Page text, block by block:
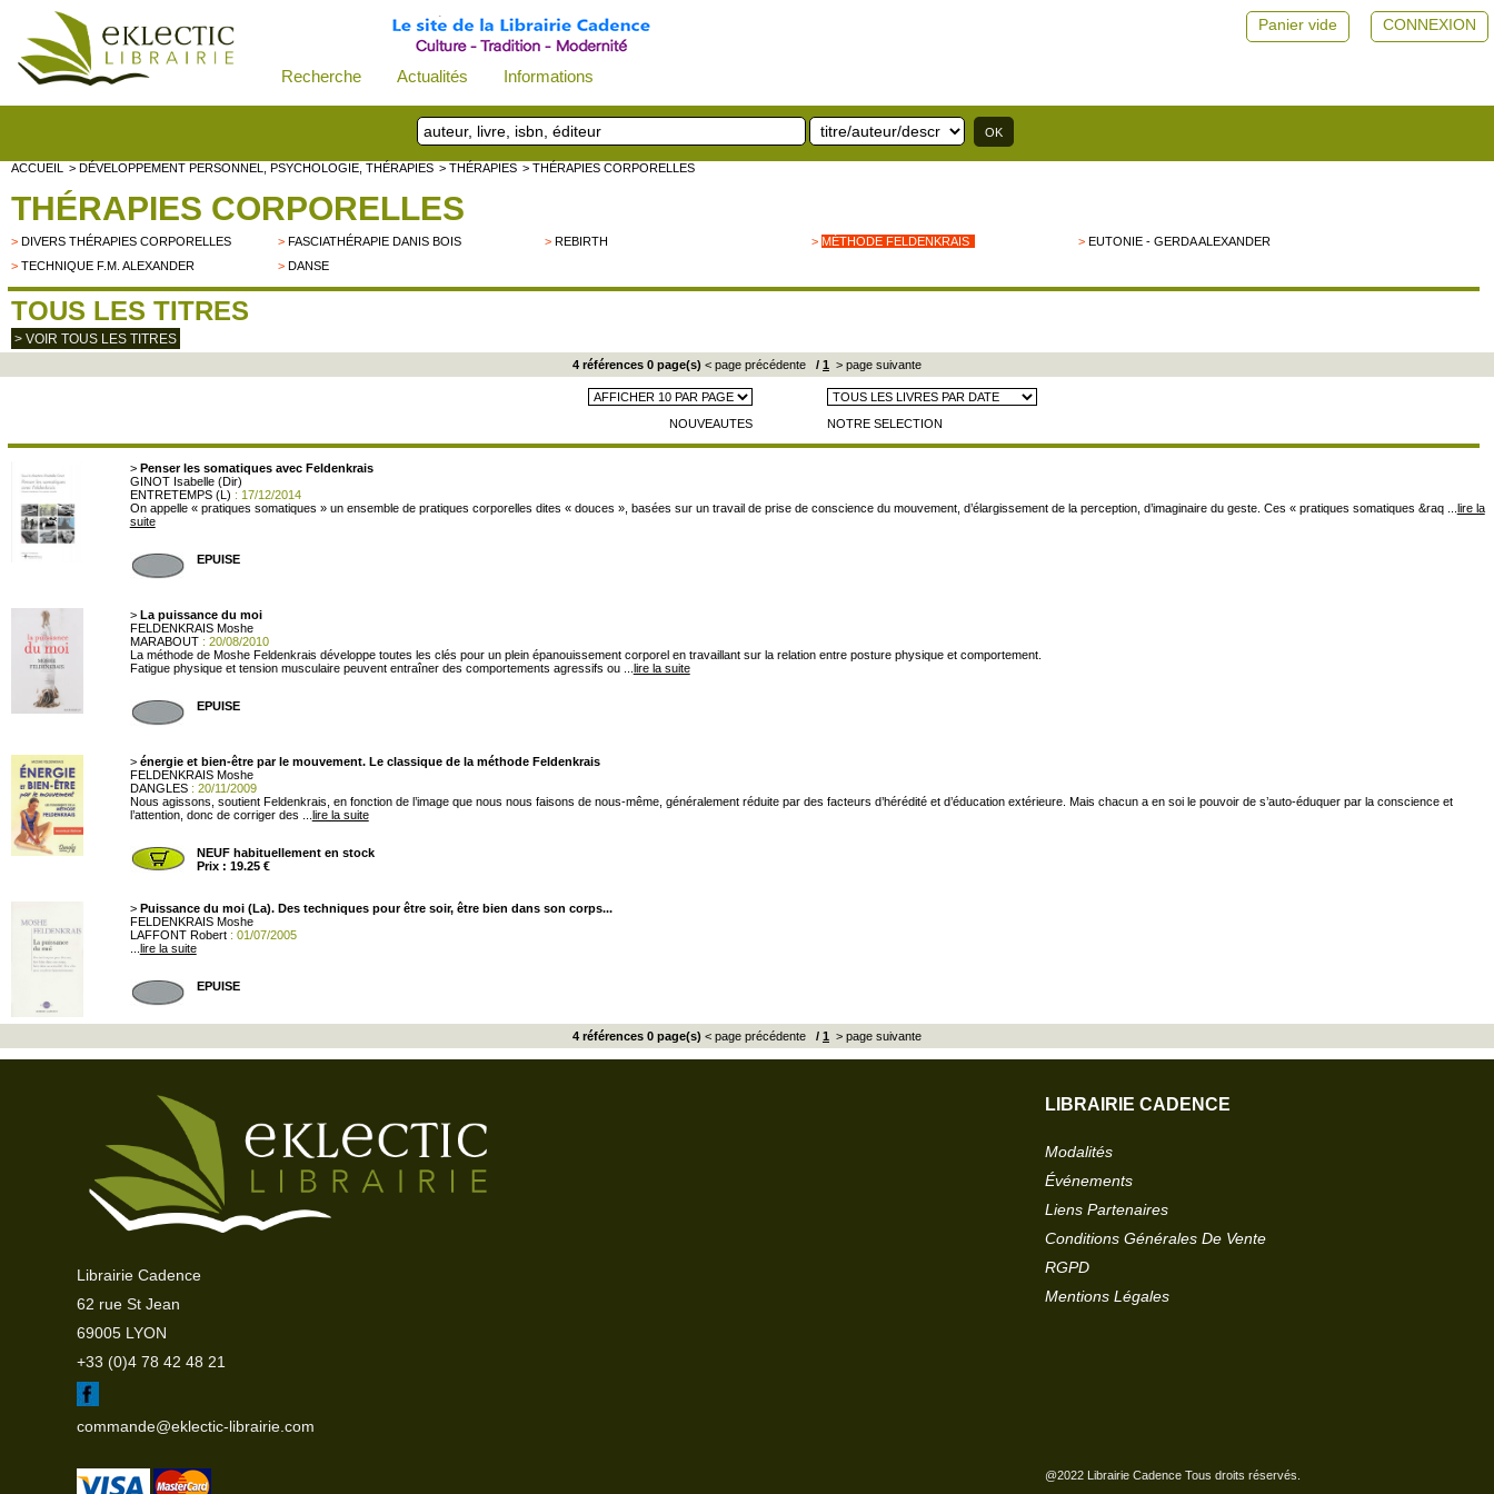
Recherche Actualités Informations
CONNEXION
Panier vide
ACCUEIL > DÉVELOPPEMENT PERSONNEL, PSYCHOLOGIE, THÉRAPIES > THÉRAPIES > THÉRAPIES CORPORELLES
THÉRAPIES CORPORELLES
> DIVERS THÉRAPIES CORPORELLES >FASCIATHÉRAPIE DANIS BOIS >REBIRTH > MÉTHODE FELDENKRAIS >EUTONIE - GERDA ALEXANDER
> TECHNIQUE F.M. ALEXANDER >DANSE
TOUS LES TITRES
> VOIR TOUS LES TITRES
4 références 0 page(s) < page précédente / 1 > page suivante
NOUVEAUTES NOTRE SELECTION
> Penser les somatiques avec Feldenkrais
GINOT Isabelle (Dir)
ENTRETEMPS (L) : 17/12/2014
On appelle « pratiques somatiques » un ensemble de pratiques corporelles dites « douces », basées sur un travail de prise de conscience du mouvement, d’élargissement de la perception, d’imaginaire du geste. Ces « pratiques somatiques &raq ... lire la
suite
EPUISE
> La puissance du moi
FELDENKRAIS Moshe
MARABOUT: 20/08/2010
La méthode de Moshe Feldenkrais développe toutes les clés pour un plein épanouissement corporel en travaillant sur la relation entre posture physique et comportement.
Fatigue physique et tension musculaire peuvent entraîner des comportements agressifs ou ... lire la suite
EPUISE
> énergie et bien-être par le mouvement. Le classique de la méthode Feldenkrais
FELDENKRAIS Moshe
DANGLES: 20/11/2009
Nous agissons, soutient Feldenkrais, en fonction de l’image que nous nous faisons de nous-même, généralement réduite par des facteurs d’hérédité et d’éducation extérieure. Mais chacun a en soi le pouvoir de s’auto-éduquer par la conscience et
l’attention, donc de corriger des ... lire la suite
NEUF habituellement en stock
Prix : 19.25 €
> Puissance du moi (La). Des techniques pour être soir, être bien dans son corps...
FELDENKRAIS Moshe
LAFFONT Robert: 01/07/2005
lire la suite
EPUISE
4 références 0 page(s) < page précédente / 1 > page suivante
Librairie Cadence
62 rue St Jean
69005 LYON
+33 (0)4 78 42 48 21
commande@eklectic-librairie.com
LIBRAIRIE CADENCE
Modalités
Événements
Liens Partenaires
Conditions Générales De Vente
RGPD
Mentions Légales
@2022 Librairie Cadence Tous droits réservés.